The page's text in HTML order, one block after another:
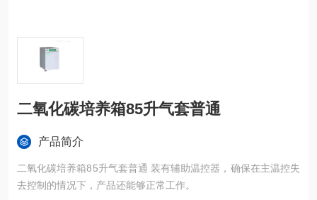
二氧化碳培养箱85升气套普通
产品简介
二氧化碳培养箱85升气套普通 装有辅助温控器，确保在主温控失
去控制的情况下，产品还能够正常工作。